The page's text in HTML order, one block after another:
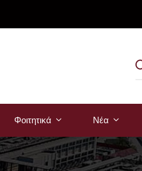
Φοιτητικά Νέα